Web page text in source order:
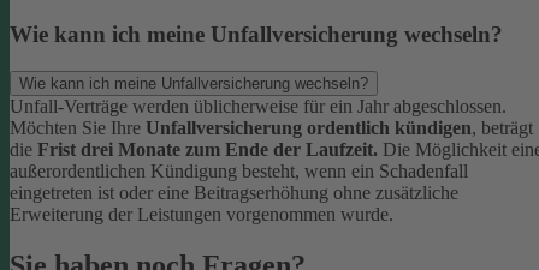
Wie kann ich meine Unfallversicherung wechseln?
Wie kann ich meine Unfallversicherung wechseln?
Unfall-Verträge werden üblicherweise für ein Jahr abgeschlossen.
Möchten Sie Ihre Unfallversicherung ordentlich kündigen, beträgt
die Frist drei Monate zum Ende der Laufzeit. Die Möglichkeit
außerordentlichen Kündigung besteht, wenn ein Schadenfall
eingetreten ist oder eine Beitragserhöhung ohne zusätzliche
Erweiterung der Leistungen vorgenommen wurde.